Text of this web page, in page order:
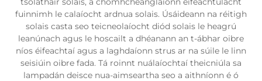
fuinnimh le calaíocht ardnua solais. Úsáideann na réitigh
solais casta seo teicneolaíocht diód solais le heagrú
leanúnach agus le hoscailt a dhéanann an t-ábhar oibre
níos éifeachtaí agus a laghdaíonn strus ar na súile le linn
seisiúin oibre fada. Tá roinnt nuálaíochtaí theicniúla sa
lampadán deisce nua-aimseartha seo a aithníonn é ó